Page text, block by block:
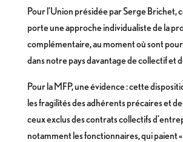
Pour l’Union présidée par Serge Brichet,
porte une approche individualiste de la
complémentaire, au moment où sont
dans notre pays davantage de collectif et
Pour la MFP, une évidence : cette
les fragilités des adhérents précaires et
ceux exclus des contrats collectifs
notamment les fonctionnaires, qui paient